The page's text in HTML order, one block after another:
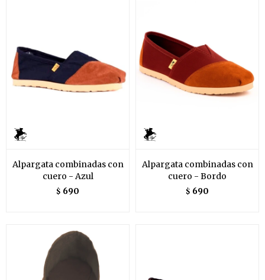
Alpargata combinadas con
cuero - Azul
$ 690
Alpargata combinadas con
cuero - Bordo
$ 690